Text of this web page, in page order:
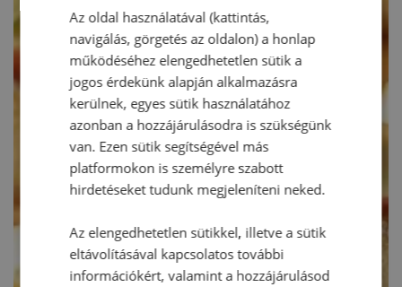
Az oldal használatával (kattintás,
navigálás, görgetés az oldalon) a honlap
működéséhez elengedhetetlen sütik a
jogos érdekünk alapján alkalmazásra
kerülnek, egyes sütik használatához
azonban a hozzájárulásodra is szükségünk
van. Ezen sütik segítségével más
platformokon is személyre szabott
hirdetéseket tudunk megjeleníteni neked.
Az elengedhetetlen sütikkel, illetve a sütik
eltávolításával kapcsolatos további
információkért, valamint a hozzájárulásod